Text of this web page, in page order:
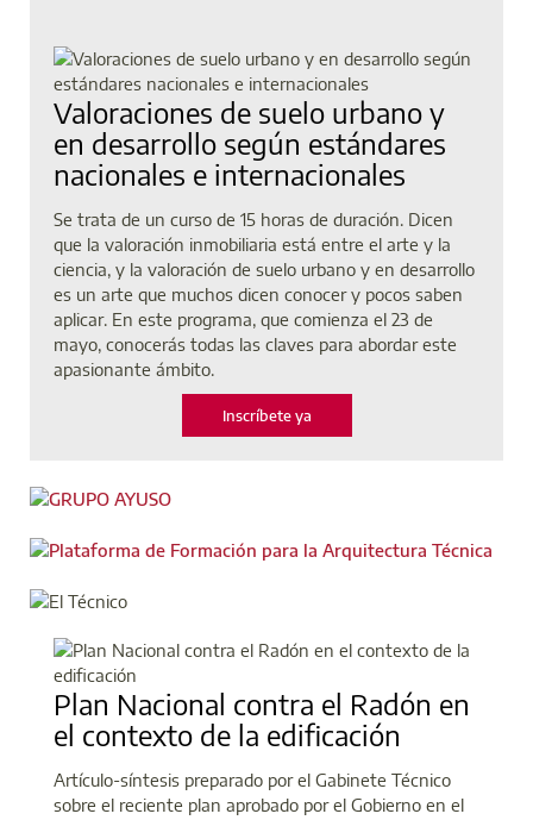
Valoraciones de suelo urbano y
en desarrollo según estándares
nacionales e internacionales
Se trata de un curso de 15 horas de duración. Dicen
que la valoración inmobiliaria está entre el arte y la
ciencia, y la valoración de suelo urbano y en desarrollo
es un arte que muchos dicen conocer y pocos saben
aplicar. En este programa, que comienza el 23 de
mayo, conocerás todas las claves para abordar este
apasionante ámbito.
Inscríbete ya
Plan Nacional contra el Radón en
el contexto de la edificación
Artículo-síntesis preparado por el Gabinete Técnico
sobre el reciente plan aprobado por el Gobierno en el